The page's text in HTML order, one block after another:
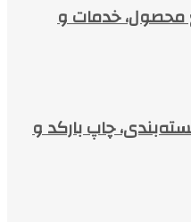
محصول، خدمات و
چاپ بارکد و